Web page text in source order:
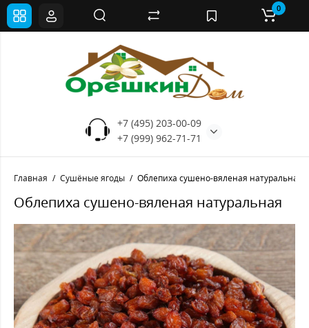
+7 (495) 203-00-09
+7 (999) 962-71-71
0
Главная Сушёные ягоды Облепиха сушено-вяленая натуральная
Облепиха сушено-вяленая натуральная